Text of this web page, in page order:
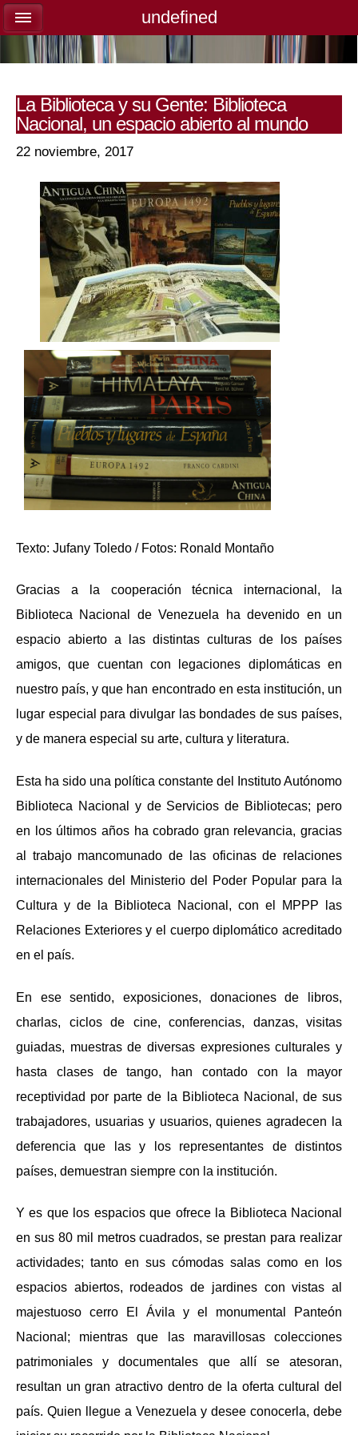
La Biblioteca y su Gente: Biblioteca
Nacional, un espacio abierto al mundo
22 noviembre, 2017
Texto: Jufany Toledo / Fotos: Ronald Montaño
Gracias a la cooperación técnica internacional, la
Biblioteca Nacional de Venezuela ha devenido en un
espacio abierto a las distintas culturas de los países
amigos, que cuentan con legaciones diplomáticas en
nuestro país, y que han encontrado en esta institución, un
lugar especial para divulgar las bondades de sus países,
y de manera especial su arte, cultura y literatura.
Esta ha sido una política constante del Instituto Autónomo
Biblioteca Nacional y de Servicios de Bibliotecas; pero
en los últimos años ha cobrado gran relevancia, gracias
al trabajo mancomunado de las oficinas de relaciones
internacionales del Ministerio del Poder Popular para la
Cultura y de la Biblioteca Nacional, con el MPPP las
Relaciones Exteriores y el cuerpo diplomático acreditado
en el país.
En ese sentido, exposiciones, donaciones de libros,
charlas, ciclos de cine, conferencias, danzas, visitas
guiadas, muestras de diversas expresiones culturales y
hasta clases de tango, han contado con la mayor
receptividad por parte de la Biblioteca Nacional, de sus
trabajadores, usuarias y usuarios, quienes agradecen la
deferencia que las y los representantes de distintos
países, demuestran siempre con la institución.
Y es que los espacios que ofrece la Biblioteca Nacional
en sus 80 mil metros cuadrados, se prestan para realizar
actividades; tanto en sus cómodas salas como en los
espacios abiertos, rodeados de jardines con vistas al
majestuoso cerro El Ávila y el monumental Panteón
Nacional; mientras que las maravillosas colecciones
patrimoniales y documentales que allí se atesoran,
resultan un gran atractivo dentro de la oferta cultural del
país. Quien llegue a Venezuela y desee conocerla, debe
undefined
undefined